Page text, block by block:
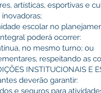
artísticas, esportivas e
escolar no
poderá ocorrer:
no mesmo turno; ou
respeitando as
INSTITUCIONAIS E
deverão garantir:
e seguros para